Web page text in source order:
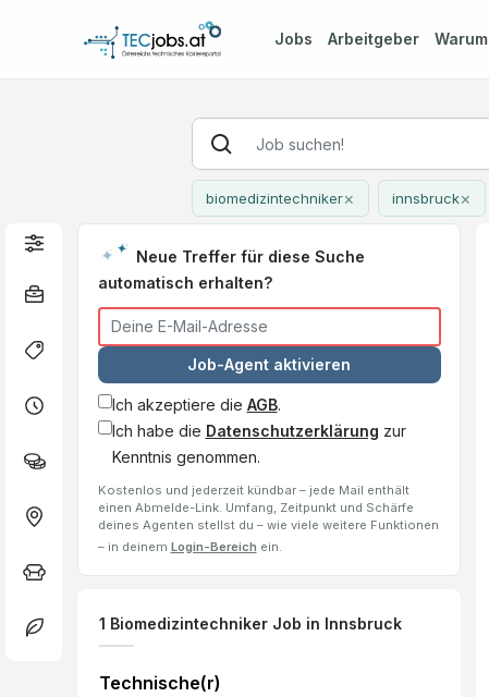
Jobs Arbeitgeber Warum
biomedizintechniker× innsbruck×
Neue Treffer für diese Suche
automatisch erhalten?
Job-Agent aktivieren
Ich akzeptiere die AGB.
Ich habe die Datenschutzerklärung zur
Kenntnis genommen.
Kostenlos und jederzeit kündbar – jede Mail enthält
einen Abmelde-Link. Umfang, Zeitpunkt und Schärfe
deines Agenten stellst du – wie viele weitere Funktionen
– in deinem Login-Bereich ein.
1 Biomedizintechniker Job in Innsbruck
Technische(r)